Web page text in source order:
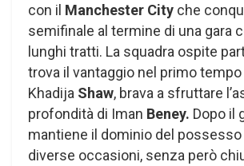
con il Manchester City che
semifinale al termine di una gara
lunghi tratti. La squadra ospite
trova il vantaggio nel primo tempo
Khadija Shaw, brava a sfruttare
profondità di Iman Beney. Dopo il
mantiene il dominio del
diverse occasioni, senza però